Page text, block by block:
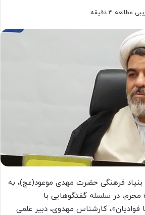
مطالعه 3 دقیقه
بنیاد فرهنگی حضرت مهدی موعود(عج)، به
در سلسله گفتگوهایی با
کارشناس مهدوی، دبیر علمی